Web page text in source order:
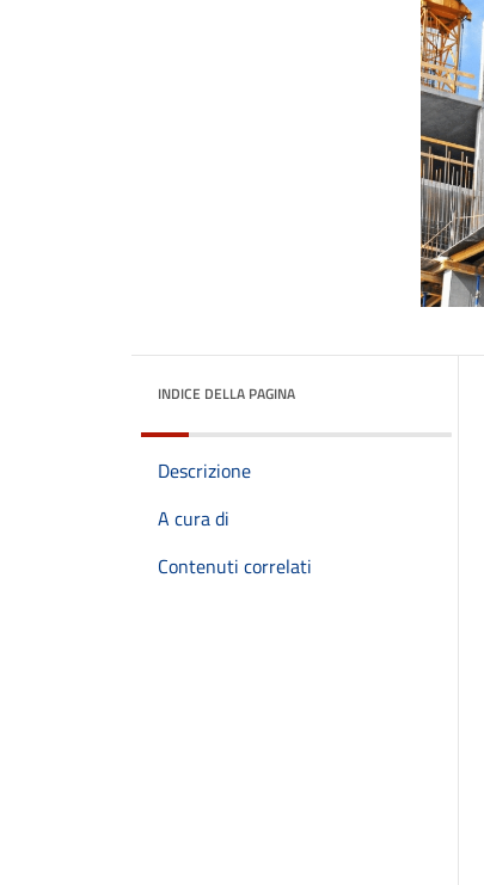
INDICE DELLA PAGINA
Descrizione
A cura di
Contenuti correlati